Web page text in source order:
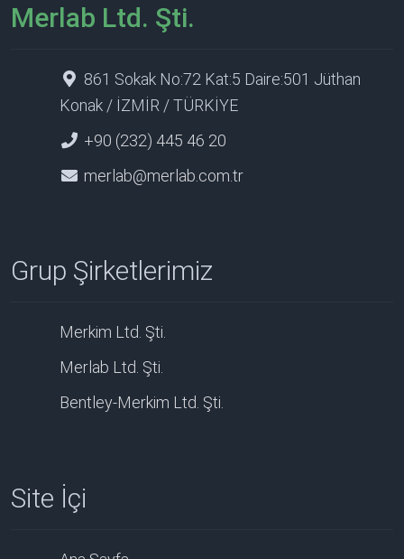
Merlab Ltd. Şti.
861 Sokak No:72 Kat:5 Daire:501 Jüthan
Konak / İZMİR / TÜRKİYE
+90 (232) 445 46 20
merlab@merlab.com.tr
Grup Şirketlerimiz
Merkim Ltd. Şti.
Merlab Ltd. Şti.
Bentley-Merkim Ltd. Şti.
Site İçi